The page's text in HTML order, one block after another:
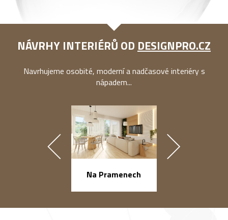
NÁVRHY INTERIÉRŮ OD DESIGNPRO.CZ
Navrhujeme osobité, moderní a nadčasové interiéry s
nápadem...
Na Pramenech